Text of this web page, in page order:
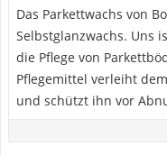
Das Parkettwachs von
Selbstglanzwachs. Uns
die Pflege von
Pflegemittel verleiht
und schützt ihn vor